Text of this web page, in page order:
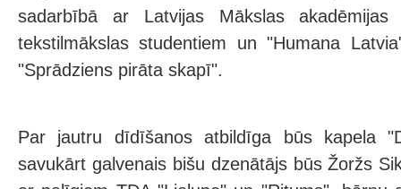
sadarbībā ar Latvijas Mākslas
tekstilmākslas studentiem un "Humana
"Sprādziens pirāta skapī".
Par jautru dīdīšanos atbildīga būs kapela
savukārt galvenais bišu dzenātājs būs Žoržs